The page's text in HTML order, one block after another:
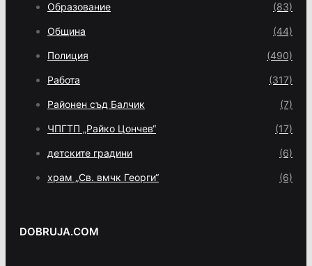
Образование (83)
Община (44)
Полиция (490)
Работа (317)
Районен съд Балчик (7)
ЧПГТП „Райко Цончев“ (17)
детските градини (6)
храм „Св. вмчк Георги“ (6)
DOBRUJA.COM